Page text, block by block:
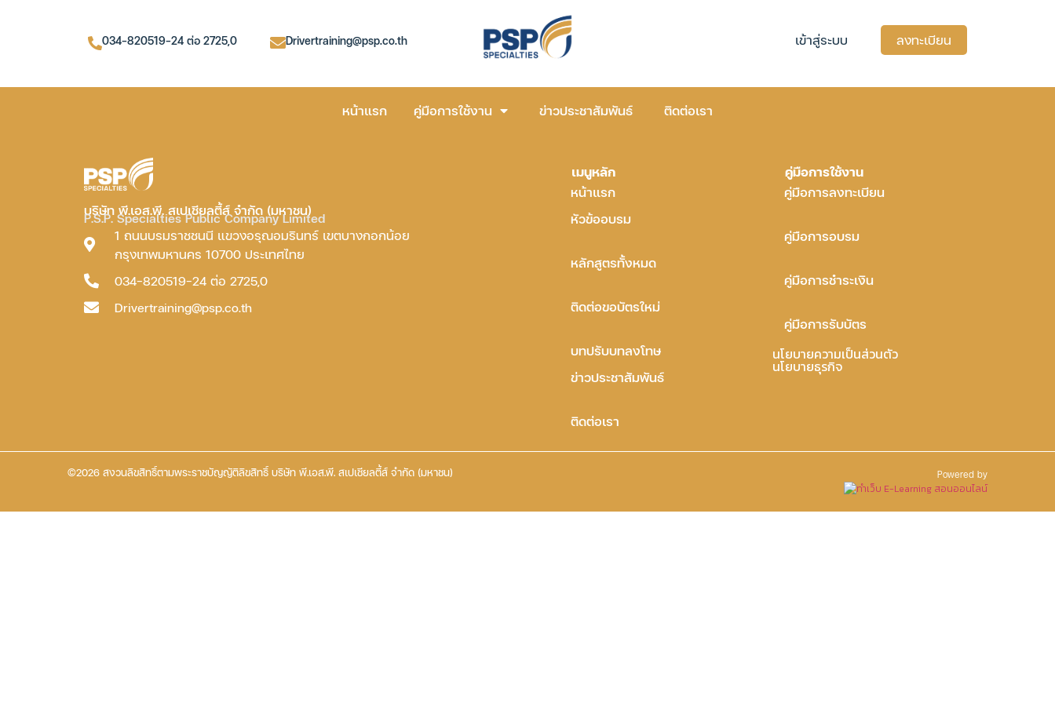
034-820519-24 ต่อ 2725,0 Drivertraining@psp.co.th เข้าสู่ระบบ ลงทะเบียน
หน้าแรก คู่มือการใช้งาน ข่าวประชาสัมพันธ์ ติดต่อเรา
บริษัท พี.เอส.พี. สเปเชียลตี้ส์ จำกัด (มหาชน)
P.S.P. Specialties Public Company Limited
1 ถนนบรมราชชนนี แขวงอรุณอมรินทร์ เขตบางกอกน้อย
กรุงเทพมหานคร 10700 ประเทศไทย
034-820519-24 ต่อ 2725,0
Drivertraining@psp.co.th
เมนูหลัก
หน้าแรก
หัวข้ออบรม
หลักสูตรทั้งหมด
ติดต่อขอบัตรใหม่
บทปรับบทลงโทษ
ข่าวประชาสัมพันธ์
ติดต่อเรา
คู่มือการใช้งาน
คู่มือการลงทะเบียน
คู่มือการอบรม
คู่มือการชำระเงิน
คู่มือการรับบัตร
นโยบายความเป็นส่วนตัว
นโยบายธุรกิจ
©2026 สงวนลิขสิทธิ์ตามพระราชบัญญัติลิขสิทธิ์ บริษัท พี.เอส.พี. สเปเชียลตี้ส์ จำกัด (มหาชน) Powered by